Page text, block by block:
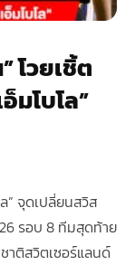
โวยเชิ้ต
มโบโล”
” จุดเปลี่ยนสวิส
รอบ 8 ทีมสุดท้าย
าติสวิตเซอร์แลนด์